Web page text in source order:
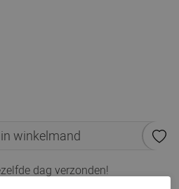
winkelmand
dag verzonden!